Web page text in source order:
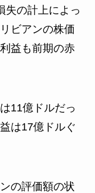
失の計上によっ
ビアンの株価
益も前期の赤
11億ドルだっ
は17億ドルぐ
の評価額の状